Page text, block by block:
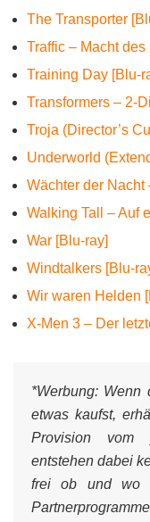
The Transporter
Traffic – Macht
Training Day [Blu-
Transformers – 2-
Troja (Director’s
Underworld
Wächter der Nacht
Walking Tall – Auf
War [Blu-ray]
Windtalkers [Blu-
Wir waren Helden
X-Men 3 – Der
*Werbung: Wenn
etwas kaufst,
Provision vom
entstehen dabei
frei ob und wo